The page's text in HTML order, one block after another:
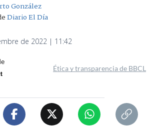
González
Diario El Día
de 2022 | 11:42
Ética y transparencia de BBCL